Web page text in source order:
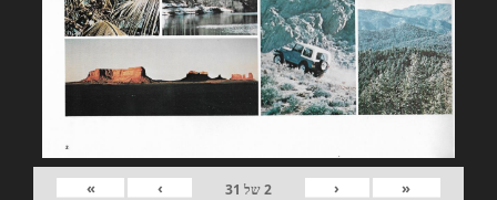
«
‹
2של 31
›
»